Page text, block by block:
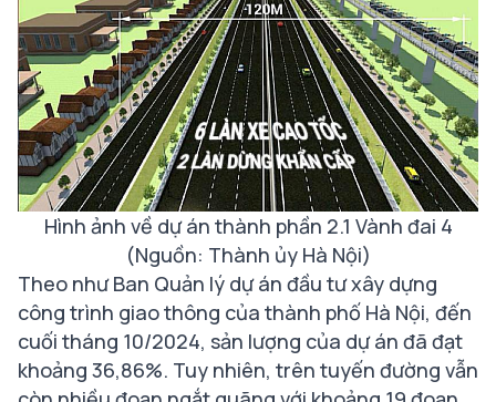
Hình ảnh về dự án thành phần 2.1 Vành đai 4
(Nguồn: Thành ủy Hà Nội)
Theo như Ban Quản lý dự án đầu tư xây dựng
công trình giao thông của thành phố Hà Nội, đến
cuối tháng 10/2024, sản lượng của dự án đã đạt
khoảng 36,86%. Tuy nhiên, trên tuyến đường vẫn